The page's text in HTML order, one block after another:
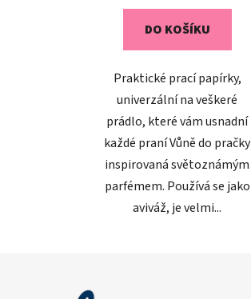
DO KOŠÍKU
Praktické prací papírky,
univerzální na veškeré
prádlo, které vám usnadní
každé praní Vůně do pračky
inspirovaná světoznámým
parfémem. Používá se jako
aviváž, je velmi...